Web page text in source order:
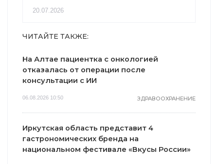
20.07.2026
ЧИТАЙТЕ ТАКЖЕ:
На Алтае пациентка с онкологией
отказалась от операции после
консультации с ИИ
06.08.2026 10:50 ЗДРАВООХРАНЕНИЕ
Иркутская область представит 4
гастрономических бренда на
национальном фестивале «Вкусы России»